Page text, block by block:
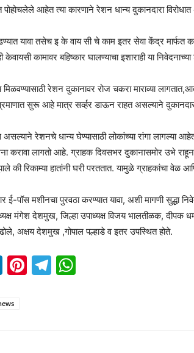
पोहोचलेले आहेत त्या कारणाने रेशन धान्य दुकानदारा
यावा तसेच इ के वाय सी चे काम इतर सेवा केंद्र मार्फत
कामावर बहिष्कार घालण्याचा इशाराही या
रेशन दुकानावर रोज चकरा माराव्या
सुरू आहे मात्र सर्व्हर डाऊन राहत असल्याने दुकानदार
रेशनचे धान्य घेण्यासाठी लोकांच्या रांगा लागल्या
करावा लागतो आहे. ग्राहक दिवसभर दुकानासमोर उभे
की रिकाम्या हातांनी घरी परततात. यामुळे ग्राहकांचा वेळ
ई-पॉस मशीनचा पुरवठा करण्यात यावा, अशी मागणी सुद्धा
मंगेश देशमुख, जिल्हा उपाध्यक्ष विजय भालतीळक, दीपक
अक्षय देशमुख ,गोपाल पल्हाडे व इतर उपस्थित होते.
LinkedIn
Pinterest
Telegram